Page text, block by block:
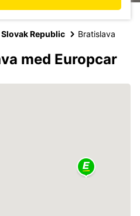
Republic Bratislava
med Europcar